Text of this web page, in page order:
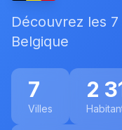
Découvrez les 7
Belgique
7
Villes
2